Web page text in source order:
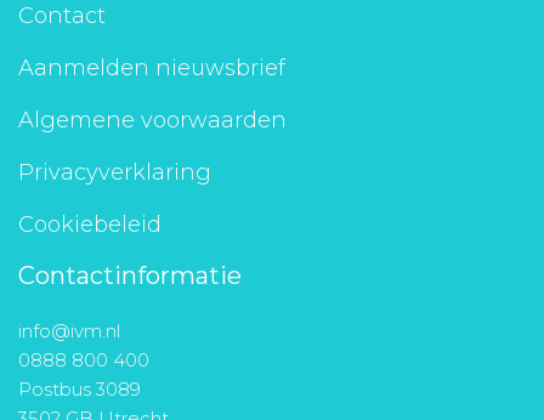
Contact
Aanmelden nieuwsbrief
Algemene voorwaarden
Privacyverklaring
Cookiebeleid
Contactinformatie
info@ivm.nl
0888 800 400
Postbus 3089